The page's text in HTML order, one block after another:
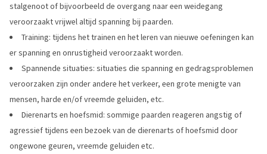
stalgenoot of bijvoorbeeld de overgang naar een weidegang
veroorzaakt vrijwel altijd spanning bij paarden.
Training: tijdens het trainen en het leren van nieuwe oefeningen kan
er spanning en onrustigheid veroorzaakt worden.
Spannende situaties: situaties die spanning en gedragsproblemen
veroorzaken zijn onder andere het verkeer, een grote menigte van
mensen, harde en/of vreemde geluiden, etc.
Dierenarts en hoefsmid: sommige paarden reageren angstig of
agressief tijdens een bezoek van de dierenarts of hoefsmid door
ongewone geuren, vreemde geluiden etc.